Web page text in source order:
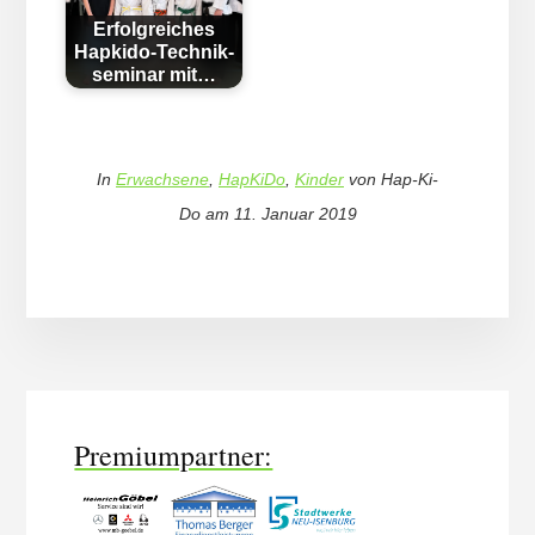
Erfolgreiches
Hapkido-Tech­nik­
se­mi­nar mit…
In Erwachsene, HapKiDo, Kinder von Hap-Ki-
Doam 11. Januar 2019
Premiumpartner: